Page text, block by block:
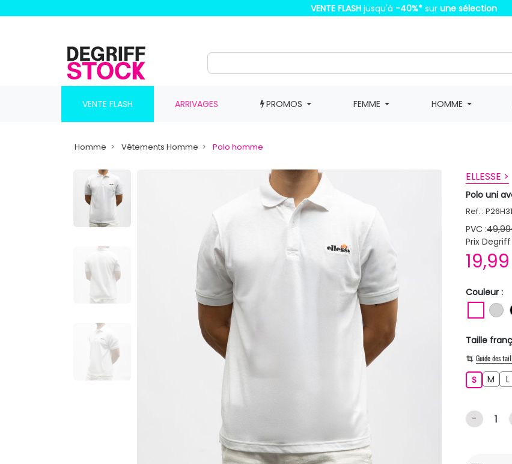
VENTE FLASH jusqu'à -40%* sur une sélection
VENTE FLASH ARRIVAGES PROMOS FEMME HOMME
Homme Vêtements Homme Polo homme
ELLESSE >
Polo uni
Ref. :
PVC :
Prix
Couleur :
Taille
Guide des
SS M LL
-